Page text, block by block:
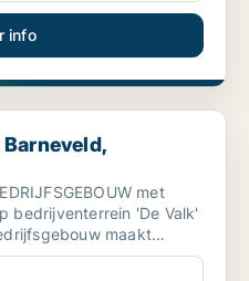
info
Gelderland
met
'De Valk'
maakt